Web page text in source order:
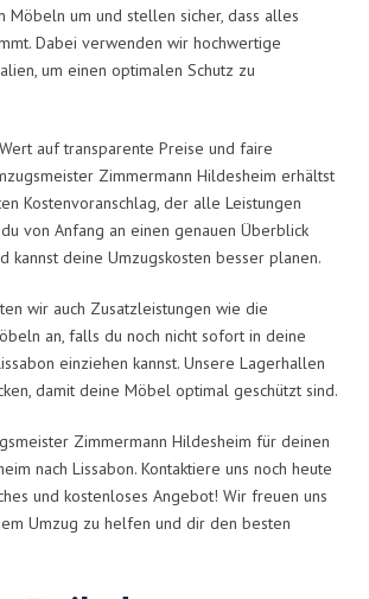
Möbeln um und stellen sicher, dass alles
Dabei verwenden wir hochwertige
um einen optimalen Schutz zu
auf transparente Preise und faire
Zimmermann Hildesheim erhältst
Kostenvoranschlag, der alle Leistungen
von Anfang an einen genauen Überblick
kannst deine Umzugskosten besser planen.
wir auch Zusatzleistungen wie die
an, falls du noch nicht sofort in deine
einziehen kannst. Unsere Lagerhallen
damit deine Möbel optimal geschützt sind.
Zimmermann Hildesheim für deinen
nach Lissabon. Kontaktiere uns noch heute
und kostenloses Angebot! Wir freuen uns
Umzug zu helfen und dir den besten